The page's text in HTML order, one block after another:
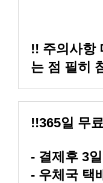
는 점 필히
!!365일 무
- 결제후 3